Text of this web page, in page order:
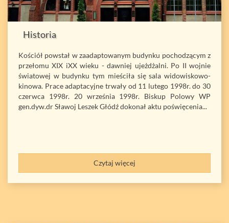
Historia
Kościół powstał w zaadaptowanym budynku pochodzącym z
przełomu XIX iXX wieku - dawniej ujeżdżalni. Po II wojnie
światowej w budynku tym mieściła się sala widowiskowo-
kinowa. Prace adaptacyjne trwały od 11 lutego 1998r. do 30
czerwca 1998r. 20 września 1998r. Biskup Polowy WP
gen.dyw.dr Sławoj Leszek Głódź dokonał aktu poświęcenia...
Czytaj więcej